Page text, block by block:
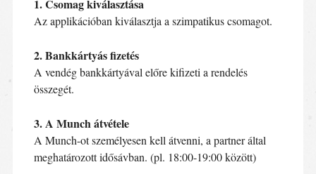
1. Csomag kiválasztása
Az applikációban kiválasztja a szimpatikus csomagot.
2. Bankkártyás fizetés
A vendég bankkártyával előre kifizeti a rendelés
összegét.
3. A Munch átvétele
A Munch-ot személyesen kell átvenni, a partner által
meghatározott idősávban. (pl. 18:00-19:00 között)